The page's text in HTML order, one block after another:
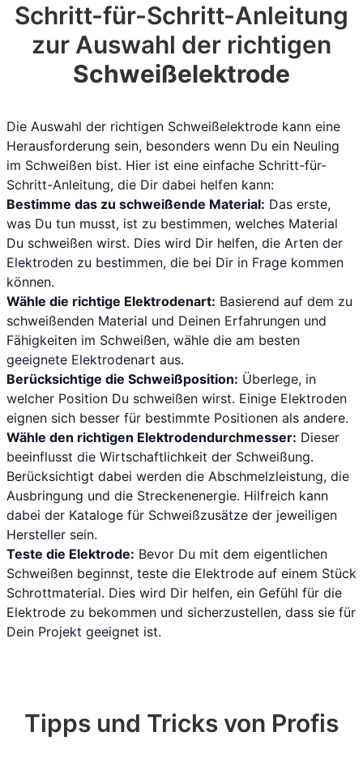
Schritt-für-Schritt-Anleitung
zur Auswahl der richtigen
Schweißelektrode
Die Auswahl der richtigen Schweißelektrode kann eine
Herausforderung sein, besonders wenn Du ein Neuling
im Schweißen bist. Hier ist eine einfache Schritt-für-
Schritt-Anleitung, die Dir dabei helfen kann:
Bestimme das zu schweißende Material: Das erste,
was Du tun musst, ist zu bestimmen, welches Material
Du schweißen wirst. Dies wird Dir helfen, die Arten der
Elektroden zu bestimmen, die bei Dir in Frage kommen
können.
Wähle die richtige Elektrodenart: Basierend auf dem zu
schweißenden Material und Deinen Erfahrungen und
Fähigkeiten im Schweißen, wähle die am besten
geeignete Elektrodenart aus.
Berücksichtige die Schweißposition: Überlege, in
welcher Position Du schweißen wirst. Einige Elektroden
eignen sich besser für bestimmte Positionen als andere.
Wähle den richtigen Elektrodendurchmesser: Dieser
beeinflusst die Wirtschaftlichkeit der Schweißung.
Berücksichtigt dabei werden die Abschmelzleistung, die
Ausbringung und die Streckenenergie. Hilfreich kann
dabei der Kataloge für Schweißzusätze der jeweiligen
Hersteller sein.
Teste die Elektrode: Bevor Du mit dem eigentlichen
Schweißen beginnst, teste die Elektrode auf einem Stück
Schrottmaterial. Dies wird Dir helfen, ein Gefühl für die
Elektrode zu bekommen und sicherzustellen, dass sie für
Dein Projekt geeignet ist.
Tipps und Tricks von Profis